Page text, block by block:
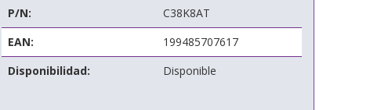
P/N:
C38K8AT
EAN:
199485707617
Disponibilidad:
Disponible